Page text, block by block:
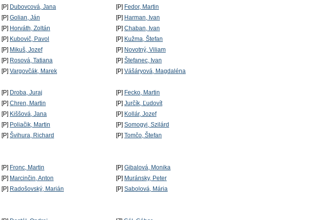
[P] Dubovcová, Jana [P] Fedor, Martin
[P] Golian, Ján [P] Harman, Ivan
[P] Horváth, Zoltán [P] Chaban, Ivan
[P] Kubovič, Pavol [P] Kužma, Štefan
[P] Mikuš, Jozef [P] Novotný, Viliam
[P] Rosová, Tatiana [P] Štefanec, Ivan
[P] Vargovčák, Marek [P] Vášáryová, Magdaléna
[P] Droba, Juraj [P] Fecko, Martin
[P] Chren, Martin [P] Jurčík, Ľudovít
[P] Kiššová, Jana [P] Kollár, Jozef
[P] Poliačik, Martin [P] Somogyi, Szilárd
[P] Švihura, Richard [P] Tomčo, Štefan
[P] Fronc, Martin [P] Gibalová, Monika
[P] Marcinčin, Anton [P] Muránsky, Peter
[P] Radošovský, Marián [P] Sabolová, Mária